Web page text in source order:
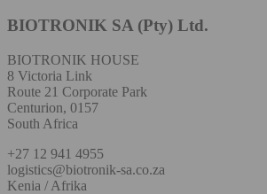
BIOTRONIK SA (Pty) Ltd.
BIOTRONIK HOUSE
8 Victoria Link
Route 21 Corporate Park
Centurion, 0157
South Africa
+27 12 941 4955
logistics@biotronik-sa.co.za
Kenia / Afrika